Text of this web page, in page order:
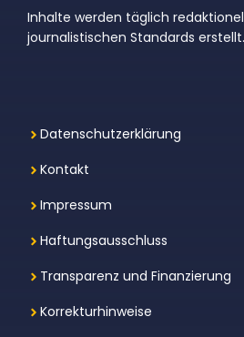
Inhalte werden täglich
journalistischen Standards erstellt.
Datenschutzerklärung
Kontakt
Impressum
Haftungsausschluss
Transparenz und Finanzierung
Korrekturhinweise